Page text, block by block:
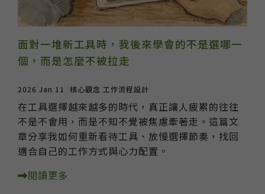
面對一堆新工具時，我後來學會的不是選哪一
個，而是怎麼不被拉走
2026 Jan 11 核心觀念 工作流程設計
在工具選擇越來越多的時代，真正讓人疲累的往往
不是不會用，而是不知不覺被焦慮牽著走。這篇文
章分享我如何重新看待工具、放慢選擇節奏，找回
適合自己的工作方式與心力配置。
閱讀更多